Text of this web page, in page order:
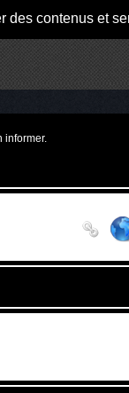
des contenus et
informer.